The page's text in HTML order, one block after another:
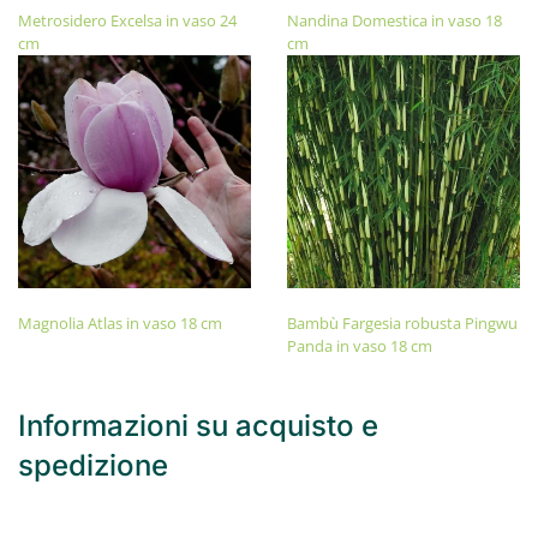
Metrosidero Excelsa in vaso 24
cm
Nandina Domestica in vaso 18
cm
Magnolia Atlas in vaso 18 cm
Bambù Fargesia robusta Pingwu
Panda in vaso 18 cm
Informazioni su acquisto e
spedizione